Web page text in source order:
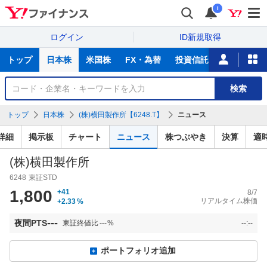
i
ログイン ID新規取得
サ
トップ 日本株 米国株 FX・為替 投資信託 ニュース
銘
検
索
検索
トップ 日本株 (株)横田製作所【6248.T】 ニュース
細 掲示板 チャート ニュース 株つぶやき 決算 適
(株)横田製作所
6248 東証STD
1,800
+41
+2.33%
8/7
リアルタイム株価
夜間PTS--- 東証終値比---% --:--
ポートフォリオ追加